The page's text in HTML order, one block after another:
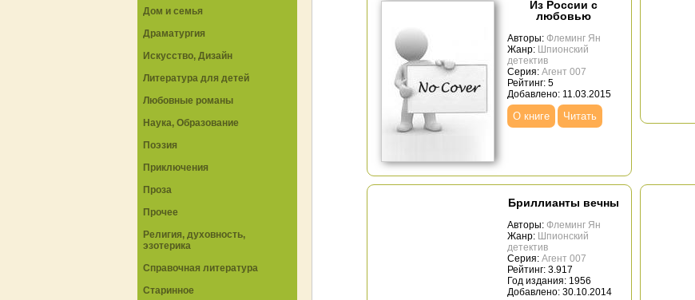
Из России с
любовью
Авторы: Флеминг Ян
Жанр: Шпионский
детектив
Серия: Агент 007
Рейтинг: 5
Добавлено: 11.03.2015
О книге Читать
Бриллианты вечны
Авторы: Флеминг Ян
Жанр: Шпионский
детектив
Серия: Агент 007
Рейтинг: 3.917
Год издания: 1956
Добавлено: 30.10.2014
Дом и семья
Драматургия
Искусство, Дизайн
Литература для детей
Любовные романы
Наука, Образование
Поэзия
Приключения
Проза
Прочее
Религия, духовность,
эзотерика
Справочная литература
Старинное